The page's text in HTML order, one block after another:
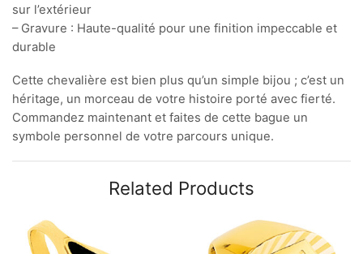
sur l’extérieur
– Gravure : Haute-qualité pour une finition impeccable et
durable
Cette chevalière est bien plus qu’un simple bijou ; c’est un
héritage, un morceau de votre histoire porté avec fierté.
Commandez maintenant et faites de cette bague un
symbole personnel de votre parcours unique.
Related Products